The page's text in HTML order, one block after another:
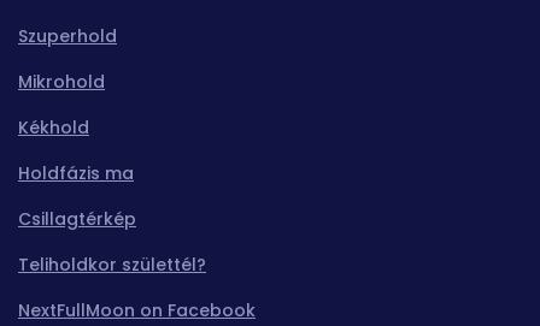
Szuperhold
Mikrohold
Kékhold
Holdfázis ma
Csillagtérkép
Teliholdkor születtél?
NextFullMoon on Facebook